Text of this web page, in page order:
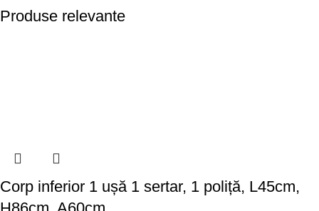
Produse relevante
Corp inferior 1 ușă 1 sertar, 1 poliță, L45cm,